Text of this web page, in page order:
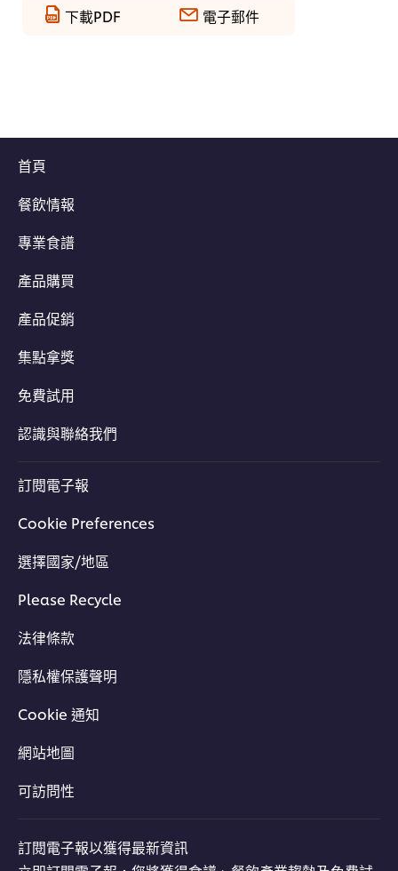
下載PDF 電子郵件
首頁
餐飲情報
專業食譜
產品購買
產品促銷
集點拿獎
免費試用
認識與聯絡我們
訂閱電子報
Cookie Preferences
選擇國家/地區
Please Recycle
法律條款
隱私權保護聲明
Cookie 通知
網站地圖
可訪問性
訂閱電子報以獲得最新資訊